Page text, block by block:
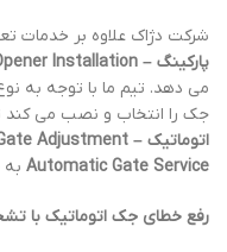
شرکت دژاک علاوه بر خدمات
پارکینگ – Automatic Gate Opener Installation
می دهد. تیم ما با توجه به
جک را انتخاب و نصب می کند
اتوماتیک – Automatic Gate Adjustment
Automatic Gate Service
رفع خطای جک اتوماتیک